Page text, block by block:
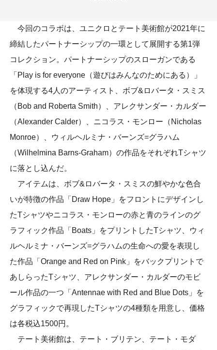
今回のコラボは、ユニクロとテート美術館が2021年に
締結したパートナーシップの一環として展開する第1弾
コレクション。パートナーシップのスローガンである
「Play is for everyone（遊びはみんなのためにある）」
を体現する4人のアーティスト、ボブ&ロバータ・スミス
（Bob and Roberta Smith）、アレクサンダー・カルダー
（Alexander Calder）、ニコラス・モンロー（Nicholas
Monroe）、ウィルヘルミナ・バーンズ=グラハム
（Wilhelmina Barns-Graham）の作品をそれぞれTシャツ
に落とし込んだ。
アイテムは、ボブ&ロバータ・スミスの鮮やかな色合
いが特徴の作品「Draw Hope」をフロントにデザインし
たTシャツやニコラス・モンローの赤と青のラインのグ
ラフィック作品「Boats」をプリントしたTシャツ、ウィ
ルヘルミナ・バーンズ=グラハムの生命への愛を表現し
た作品「Orange and Red on Pink」をバックプリントで
あしらったTシャツ、アレクサンダー・カルダーのモビ
ール作品の一つ「Antennae with Red and Blue Dots」を
グラフィックで再現したTシャツの4種類を用意し、価格
は各税込1500円。
テート美術館は、テート・ブリテン、テート・モダ